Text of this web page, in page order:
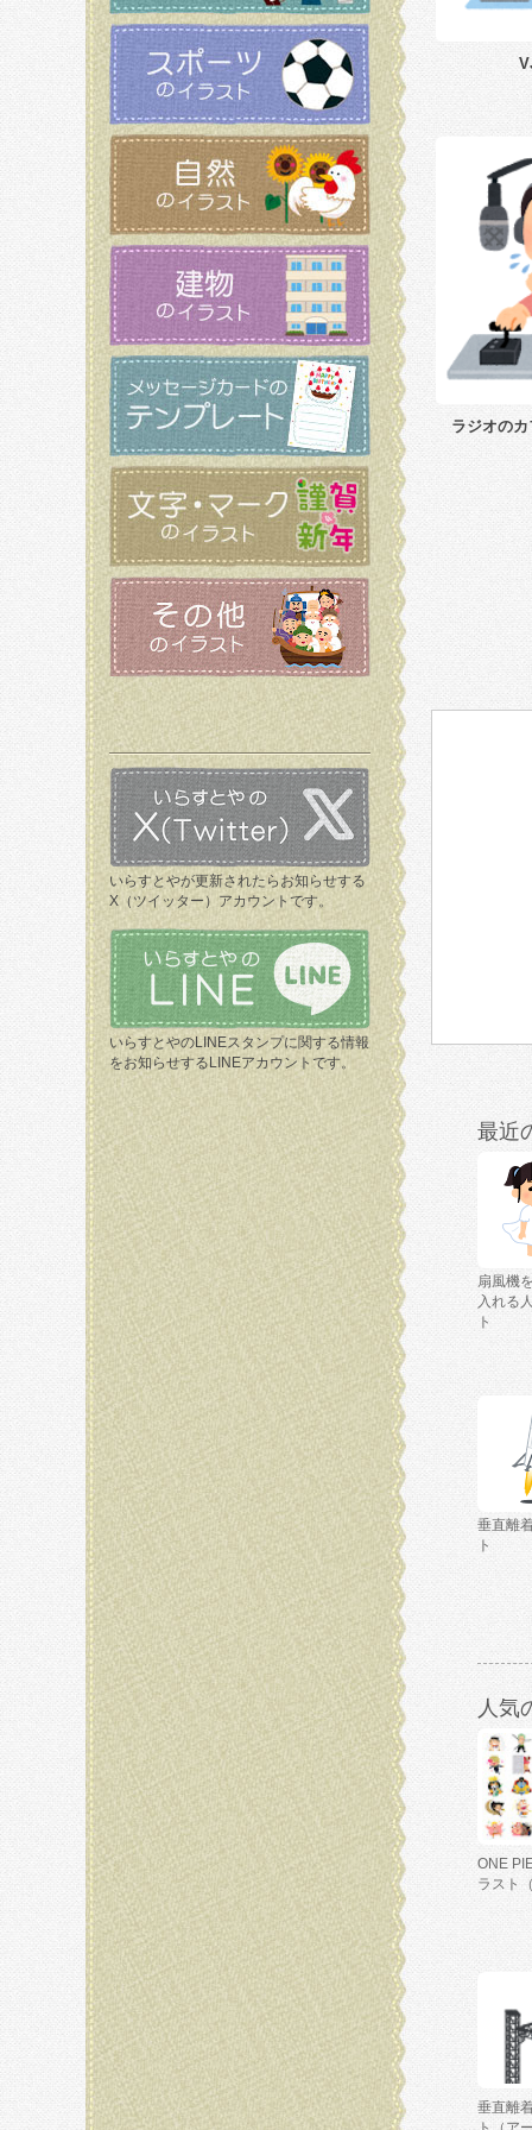
いらすとやが更新されたらお知らせする
X（ツイッター）アカウントです。
いらすとやのLINEスタンプに関する情報
をお知らせするLINEアカウントです。
ラジオの
最近
扇風機
入れる
ト
垂直離
ト
人気
ONE
ラスト
垂直離